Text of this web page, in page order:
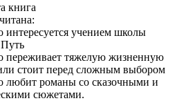
книга
интересуется учением школы
переживает тяжелую жизненную
стоит перед сложным выбором
любит романы со сказочными и
сюжетами.